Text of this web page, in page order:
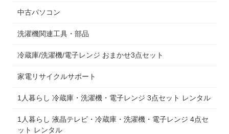
中古パソコン
洗濯機関連工具・部品
冷蔵庫/洗濯機/電子レンジ おまかせ3点セット
家電リサイクルサポート
1人暮らし 冷蔵庫・洗濯機・電子レンジ 3点セット レンタル
1人暮らし 液晶テレビ・冷蔵庫・洗濯機・電子レンジ 4点セ
ット レンタル